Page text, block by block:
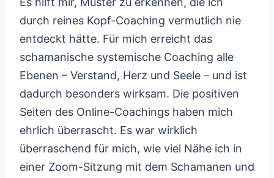
durch reines Kopf-Coaching vermutlich nie
entdeckt hätte. Für mich erreicht das
schamanische systemische Coaching alle
Ebenen – Verstand, Herz und Seele – und ist
dadurch besonders wirksam. Die positiven
Seiten des Online-Coachings haben mich
ehrlich überrascht. Es war wirklich
überraschend für mich, wie viel Nähe ich in
einer Zoom-Sitzung mit dem Schamanen und